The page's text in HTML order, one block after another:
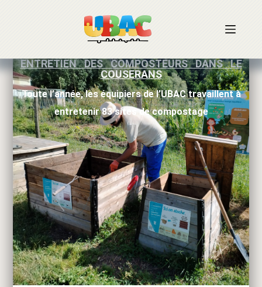
ENTRETIEN DES COMPOSTEURS DANS LE
COUSERANS
Toute l’année, les équipiers de l’UBAC travaillent à
entretenir 83 sites de compostage